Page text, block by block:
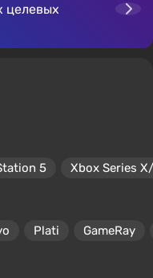
целевых
5 Xbox Series
Plati GameRay